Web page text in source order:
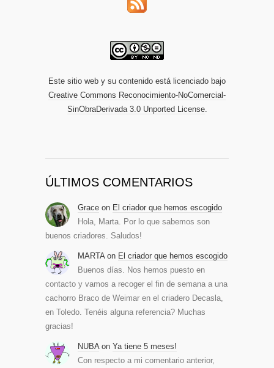
Este sitio web y su contenido está licenciado bajo
Creative Commons Reconocimiento-NoComercial-
SinObraDerivada 3.0 Unported License.
ÚLTIMOS COMENTARIOS
Grace on El criador que hemos escogido
Hola, Marta. Por lo que sabemos son
buenos criadores. Saludos!
MARTA on El criador que hemos escogido
Buenos días. Nos hemos puesto en
contacto y vamos a recoger el fin de semana a una
cachorro Braco de Weimar en el criadero Decasla,
en Toledo. Tenéis alguna referencia? Muchas
gracias!
NUBA on Ya tiene 5 meses!
Con respecto a mi comentario anterior,